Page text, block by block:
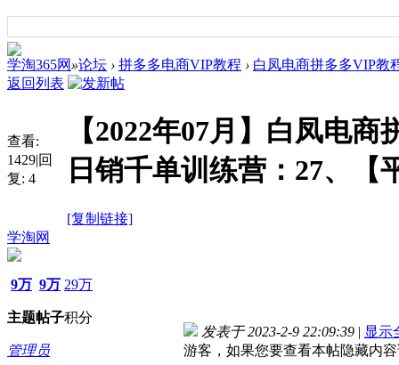
学淘365网 »论坛 › 拼多多电商VIP教程 › 白凤电商拼多多VIP教
返回列表
查看:
1429|回
复: 4
【2022年07月】白凤电
日销千单训练营：27、【
[复制链接]
学淘网
9万
主题
9万
帖子
29万
积分
管理员
发表于 2023-2-9 22:09:39 | 显示
游客，如果您要查看本帖隐藏内